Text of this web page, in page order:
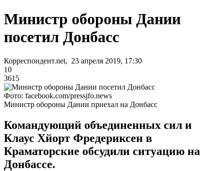
Министр обороны Дании
посетил Донбасс
Корреспондент.net, 23 апреля 2019, 17:30
10
3615
Фото: facebook.com/pressjfo.news
Министр обороны Дании приехал на Донбасс
Командующий объединенных сил и
Клаус Хйорт Фредериксен в
Краматорские обсудили ситуацию на
Донбассе.